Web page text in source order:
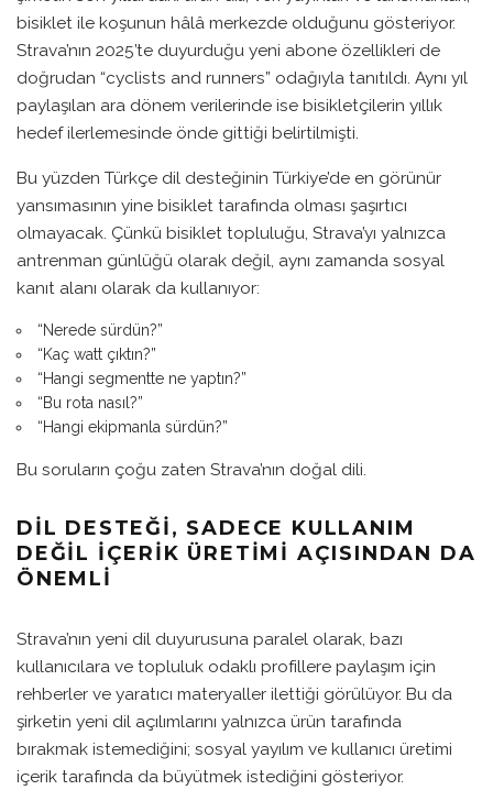
bisiklet ile koşunun hâlâ merkezde olduğunu gösteriyor.
Strava’nın 2025’te duyurduğu yeni abone özellikleri de
doğrudan “cyclists and runners” odağıyla tanıtıldı. Aynı yıl
paylaşılan ara dönem verilerinde ise bisikletçilerin yıllık
hedef ilerlemesinde önde gittiği belirtilmişti.
Bu yüzden Türkçe dil desteğinin Türkiye’de en görünür
yansımasının yine bisiklet tarafında olması şaşırtıcı
olmayacak. Çünkü bisiklet topluluğu, Strava’yı yalnızca
antrenman günlüğü olarak değil, aynı zamanda sosyal
kanıt alanı olarak da kullanıyor:
“Nerede sürdün?”
“Kaç watt çıktın?”
“Hangi segmentte ne yaptın?”
“Bu rota nasıl?”
“Hangi ekipmanla sürdün?”
Bu soruların çoğu zaten Strava’nın doğal dili.
DIL DESTEĞI, SADECE KULLANIM
DEĞIL IÇERIK ÜRETIMI AÇISINDAN DA
ÖNEMLI
Strava’nın yeni dil duyurusuna paralel olarak, bazı
kullanıcılara ve topluluk odaklı profillere paylaşım için
rehberler ve yaratıcı materyaller ilettiği görülüyor. Bu da
şirketin yeni dil açılımlarını yalnızca ürün tarafında
bırakmak istemediğini; sosyal yayılım ve kullanıcı üretimi
içerik tarafında da büyütmek istediğini gösteriyor.